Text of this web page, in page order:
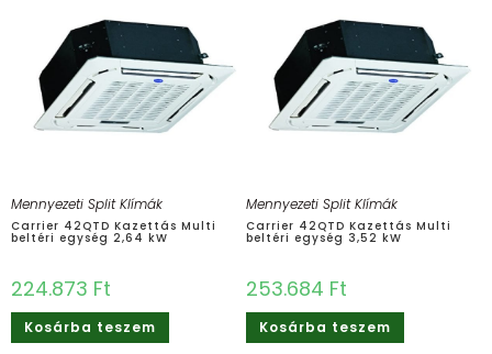
Mennyezeti Split Klímák
Carrier 42QTD Kazettás Multi
beltéri egység 2,64 kW
224.873 Ft
Kosárba teszem
Mennyezeti Split Klímák
Carrier 42QTD Kazettás Multi
beltéri egység 3,52 kW
253.684 Ft
Kosárba teszem